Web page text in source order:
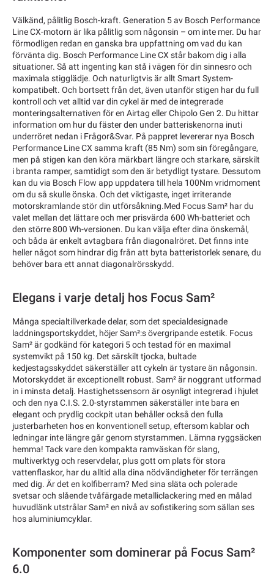
Välkänd, pålitlig Bosch-kraft. Generation 5 av Bosch Performance
Line CX-motorn är lika pålitlig som någonsin – om inte mer. Du har
förmodligen redan en ganska bra uppfattning om vad du kan
förvänta dig. Bosch Performance Line CX står bakom dig i alla
situationer. Så att ingenting kan stå i vägen för din sinnesro och
maximala stigglädje. Och naturligtvis är allt Smart System-
kompatibelt. Och bortsett från det, även utanför stigen har du full
kontroll och vet alltid var din cykel är med de integrerade
monteringsalternativen för en Airtag eller Chipolo Gen 2. Du hittar
information om hur du fäster den under batteriskenorna inuti
underröret nedan i Frågor&Svar. På pappret levererar nya Bosch
Performance Line CX samma kraft (85 Nm) som sin föregångare,
men på stigen kan den köra märkbart längre och starkare, särskilt
i branta ramper, samtidigt som den är betydligt tystare. Dessutom
kan du via Bosch Flow app uppdatera till hela 100Nm vridmoment
om du så skulle önska. Och det viktigaste, inget irriterande
motorskramlande stör din utförsåkning.Med Focus Sam² har du
valet mellan det lättare och mer prisvärda 600 Wh-batteriet och
den större 800 Wh-versionen. Du kan välja efter dina önskemål,
och båda är enkelt avtagbara från diagonalröret. Det finns inte
heller något som hindrar dig från att byta batteristorlek senare, du
behöver bara ett annat diagonalrörsskydd.
Elegans i varje detalj hos Focus Sam²
Många specialtillverkade delar, som det specialdesignade
laddningsportskyddet, höjer Sam²:s övergripande estetik. Focus
Sam² är godkänd för kategori 5 och testad för en maximal
systemvikt på 150 kg. Det särskilt tjocka, bultade
kedjestagsskyddet säkerställer att cykeln är tystare än någonsin.
Motorskyddet är exceptionellt robust. Sam² är noggrant utformad
in i minsta detalj. Hastighetssensorn är osynligt integrerad i hjulet
och den nya C.I.S. 2.0-styrstammen säkerställer inte bara en
elegant och prydlig cockpit utan behåller också den fulla
justerbarheten hos en konventionell setup, eftersom kablar och
ledningar inte längre går genom styrstammen. Lämna ryggsäcken
hemma! Tack vare den kompakta ramväskan för slang,
multiverktyg och reservdelar, plus gott om plats för stora
vattenflaskor, har du alltid alla dina nödvändigheter för terrängen
med dig. Är det en kolfiberram? Med sina släta och polerade
svetsar och slående tvåfärgade metalliclackering med en målad
huvudlänk utstrålar Sam² en nivå av sofistikering som sällan ses
hos aluminiumcyklar.
Komponenter som dominerar på Focus Sam²
6.0